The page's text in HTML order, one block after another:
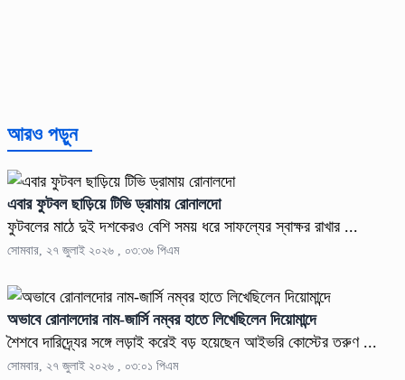
আরও পড়ুন
এবার ফুটবল ছাড়িয়ে টিভি ড্রামায় রোনালদো
ফুটবলের মাঠে দুই দশকেরও বেশি সময় ধরে সাফল্যের স্বাক্ষর রাখার ...
সোমবার, ২৭ জুলাই ২০২৬ , ০৩:৩৬ পিএম
অভাবে রোনালদোর নাম-জার্সি নম্বর হাতে লিখেছিলেন দিয়োমান্দে
শৈশবে দারিদ্র্যের সঙ্গে লড়াই করেই বড় হয়েছেন আইভরি কোস্টের তরুণ ...
সোমবার, ২৭ জুলাই ২০২৬ , ০৩:০১ পিএম